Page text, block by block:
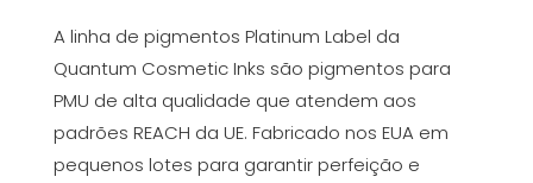
A linha de pigmentos Platinum Label da
Quantum Cosmetic Inks são pigmentos para
PMU de alta qualidade que atendem aos
padrões REACH da UE. Fabricado nos EUA em
pequenos lotes para garantir perfeição e